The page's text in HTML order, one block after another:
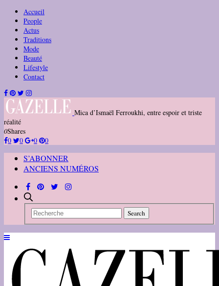
Accueil
People
Actus
Traditions
Mode
Beauté
Lifestyle
Contact
Mica d’Ismaël Ferroukhi, entre espoir et triste
réalité
0Shares
0
0 0 0
S’ABONNER
ANCIENS NUMÉROS